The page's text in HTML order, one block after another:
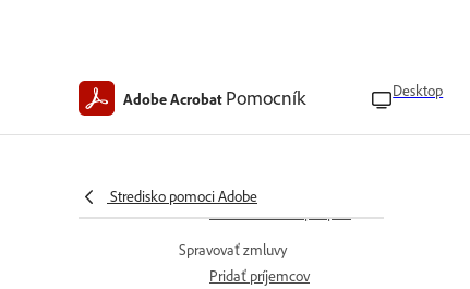
Adobe Acrobat Pomocník Desktop
Stredisko pomoci Adobe
na podpísanie
Hromadné odosielanie na
Obmedzenia
elektronického podpisu
Spravovať zmluvy
Pridať príjemcov